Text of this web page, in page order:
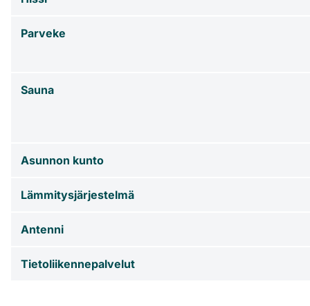
Parveke
Sauna
Asunnon kunto
Lämmitysjärjestelmä
Antenni
Tietoliikennepalvelut